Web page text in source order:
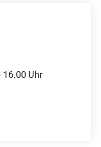
16.00 Uhr